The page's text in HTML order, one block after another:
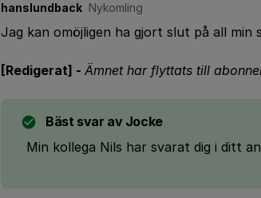
hanslundback Nykomling
Jag kan omöjligen ha gjort slut på all min
[Redigerat] - Ämnet har flyttats till
Bäst svar av Jocke
Min kollega Nils har svarat dig i ditt